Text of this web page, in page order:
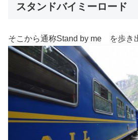
スタンドバイミーロード
そこから通称Stand by me を歩き